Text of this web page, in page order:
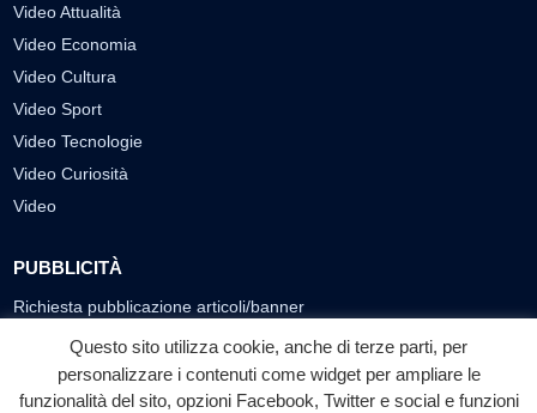
Video Attualità
Video Economia
Video Cultura
Video Sport
Video Tecnologie
Video Curiosità
Video
PUBBLICITÀ
Richiesta pubblicazione articoli/banner
SEGUICI SUI SOCIAL
f ◎ ▶
Questo sito utilizza cookie, anche di terze parti, per
personalizzare i contenuti come widget per ampliare le
funzionalità del sito, opzioni Facebook, Twitter e social e funzioni